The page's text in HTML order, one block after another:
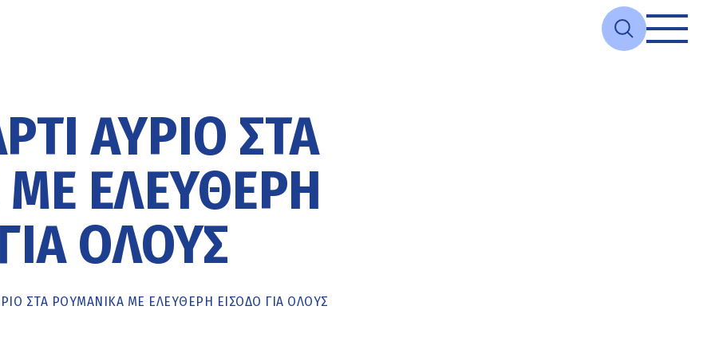
ΑΎΡΙΟ ΣΤΑ
ΕΛΕΎΘΕΡΗ
ΌΛΟΥΣ
ΣΤΑ ΡΟΥΜΑΝΙΚΆ ΜΕ ΕΛΕΎΘΕΡΗ ΕΊΣΟΔΟ ΓΙΑ ΌΛΟΥΣ